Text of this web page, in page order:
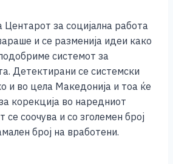
p k
Центарот за социјална работа
и се разменија идеи како
системот за
Детектирани се системски
и во цела Македонија и тоа ќе
корекција во наредниот
соочува и со зголемен број
број на вработени.